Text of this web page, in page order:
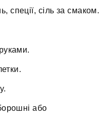
сіль за смаком.
або